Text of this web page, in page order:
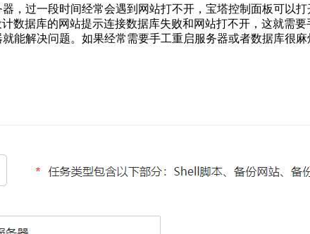
，过一段时间经常会遇到网站打不开，宝塔控制面板可以
计数据库的网站提示连接数据库失败和网站打不开，这就
能解决问题。如果经常需要手工重启服务器或者数据库很